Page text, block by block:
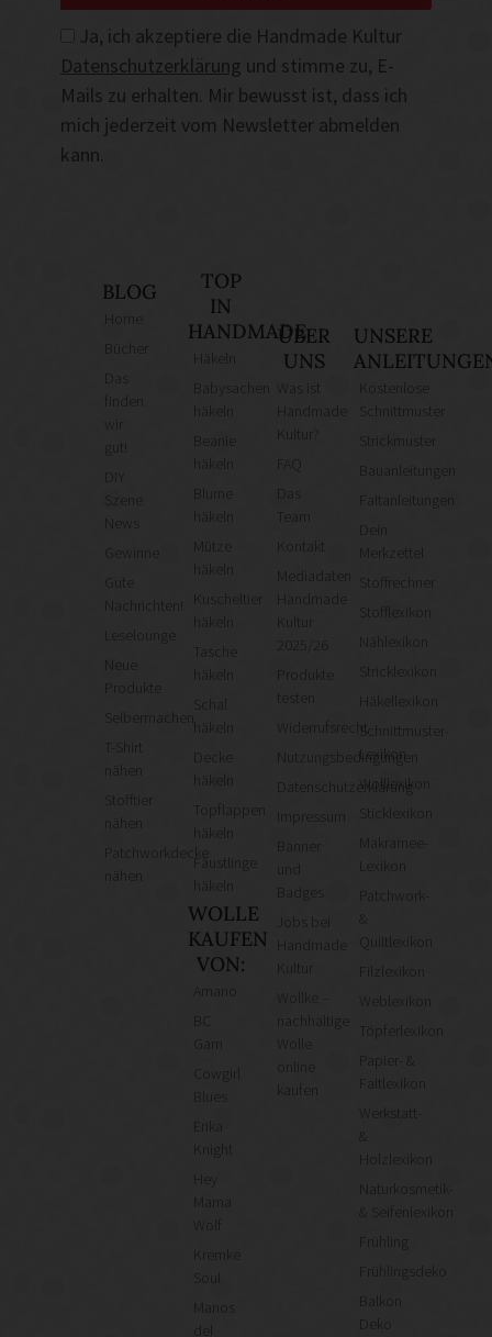
Ja, ich akzeptiere die Handmade Kultur
Datenschutzerklärung und stimme zu, E-
Mails zu erhalten. Mir bewusst ist, dass ich
mich jederzeit vom Newsletter abmelden
kann.
BLOG
finden
gut!
News
Gute
Nachrichten!
Leselounge
Neue
Produkte
Selbermachen
T-Shirt
Stofftier
Patchworkdecke
TOP
IN
HANDMADE
häkeln
häkeln
Mütze
häkeln
Kuscheltier
Tasche
häkeln
häkeln
Topflappen
häkeln
Fäustlinge
häkeln
WOLLE
KAUFEN
VON:
Cowgirl
Knight
Mama
Wolf
Kremke
Manos
ÜBER
UNS
Was ist
Kultur?
Das
Team
Kontakt
Mediadaten
Kultur
2025/26
Produkte
testen
Widerrufsrecht
Nutzungsbedingungen
Datenschutzerklärung
Kultur
Wollke –
nachhaltige
kaufen
UNSERE
Kostenlose
Schnittmuster
Strickmuster
Bauanleitungen
Faltanleitungen
Merkzettel
Stoffrechner
Stofflexikon
Nählexikon
Stricklexikon
Häkellexikon
Schnittmuster-
Lexikon
Wolllexikon
Sticklexikon
Makramee-
Lexikon
Patchwork-
&
Quiltlexikon
Filzlexikon
Weblexikon
Töpferlexikon
Papier- &
Faltlexikon
Werkstatt-
&
Holzlexikon
Naturkosmetik-
& Seifenlexikon
Frühling
Frühlingsdeko
Deko